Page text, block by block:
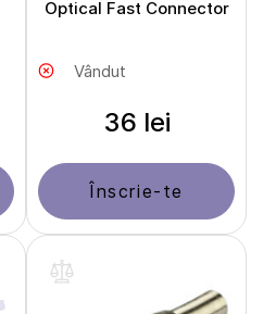
Optical Fast Connector
Vândut
36 lei
Înscrie-te